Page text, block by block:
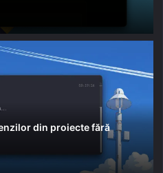
din proiecte fără